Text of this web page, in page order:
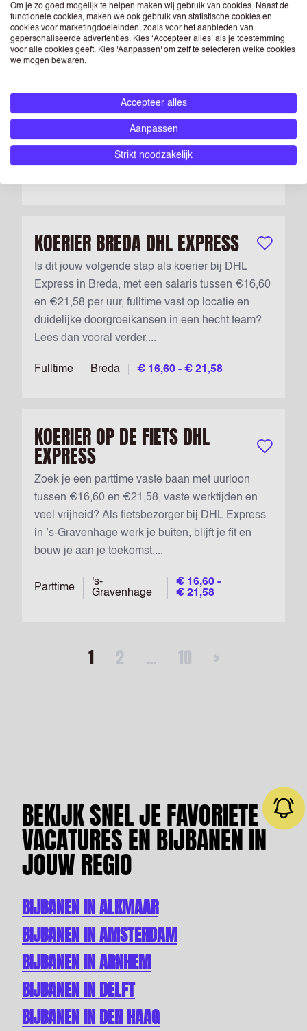
Nieuw
TRANSPORT PLANNER ALBERT
HEIJN PARTTIME (OSS) Bewaar
bijbaan bij Albert Heijn Transport met wekelijks
loon, sterke voorwaarden, hecht team en
groeikansen in logistieke planning? Solliciteer
direct....
KOERIER BREDA DHL EXPRESS Bewaar
Fulltime Breda € 16,60 - € 21,58
Is dit jouw volgende stap als koerier bij DHL
Express in Breda, met een salaris tussen €16,60
en €21,58 per uur, fulltime vast op locatie en
duidelijke doorgroeikansen in een hecht team?
Lees dan vooral verder....
KOERIER OP DE FIETS DHL
EXPRESS Bewaar
Parttime
's-
Gravenhage
€ 16,60 -
€ 21,58
Zoek je een parttime vaste baan met uurloon
tussen €16,60 en €21,58, vaste werktijden en
veel vrijheid? Als fietsbezorger bij DHL Express
in ’s-Gravenhage werk je buiten, blijft je fit en
bouw je aan je toekomst....
1 2 ... 10 >
BEKIJK SNEL JE FAVORIETE
VACATURES EN BIJBANEN IN
JOUW REGIO
BIJBANEN IN ALKMAAR
BIJBANEN IN AMSTERDAM
BIJBANEN IN ARNHEM
BIJBANEN IN DELFT
BIJBANEN IN DEN HAAG
Om je zo goed mogelijk te helpen maken wij gebruik van cookies. Naast de
functionele cookies, maken we ook gebruik van statistische cookies en
cookies voor marketingdoeleinden, zoals voor het aanbieden van
gepersonaliseerde advertenties. Kies ‘Accepteer alles’ als je toestemming
voor alle cookies geeft. Kies 'Aanpassen' om zelf te selecteren welke cookies
we mogen bewaren.
Accepteer alles
Aanpassen
Strikt noodzakelijk